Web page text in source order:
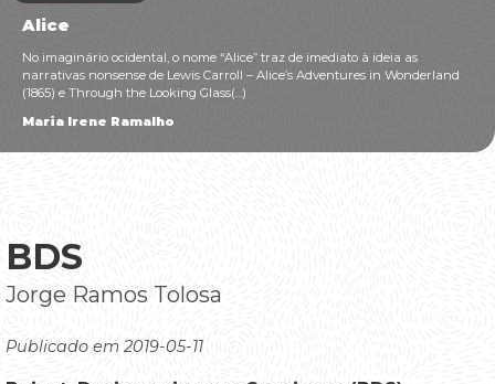
Alice
No imaginário ocidental, o nome “Alice” traz de imediato à ideia as
narrativas nonsense de Lewis Carroll – Alice’s Adventures in Wonderland
(1865) e Through the Looking Glass(...)
Maria Irene Ramalho
BDS
Jorge Ramos Tolosa
Publicado em 2019-05-11